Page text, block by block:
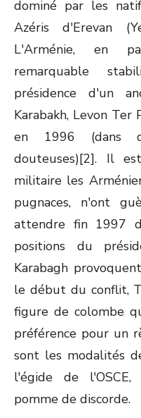
dominé par les
Azéris d'Erevan
L'Arménie, en
remarquable
présidence d'un
Karabakh, Levon
en 1996 (dans
douteuses)[2]. Il
militaire les
pugnaces, n'ont
attendre fin 1997
positions du
Karabagh
le début du conflit,
figure de colombe
préférence pour un
sont les modalités
l'égide de
pomme de discorde.